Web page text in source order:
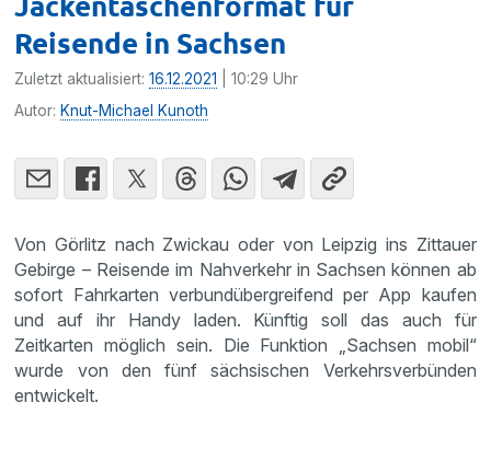
Reisende in Sachsen
Zuletzt aktualisiert:16.12.2021
| 10:29 Uhr
Autor: Knut-Michael Kunoth
Von Görlitz nach Zwickau oder von Leipzig ins Zittauer
Gebirge – Reisende im Nahverkehr in Sachsen können ab
sofort Fahrkarten verbundübergreifend per App kaufen
und auf ihr Handy laden. Künftig soll das auch für
Zeitkarten möglich sein. Die Funktion „Sachsen mobil“
wurde von den fünf sächsischen Verkehrsverbünden
entwickelt.